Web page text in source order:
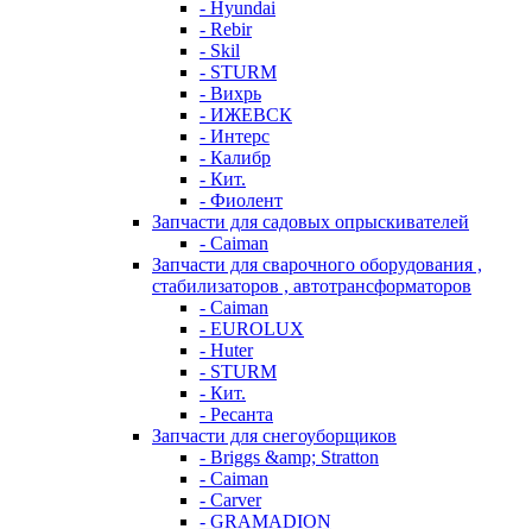
- Hyundai
- Rebir
- Skil
- STURM
- Вихрь
- ИЖЕВСК
- Интерс
- Калибр
- Кит.
- Фиолент
Запчасти для садовых опрыскивателей
- Caiman
Запчасти для сварочного оборудования ,
стабилизаторов , автотрансформаторов
- Caiman
- EUROLUX
- Huter
- STURM
- Кит.
- Ресанта
Запчасти для снегоуборщиков
- Briggs &amp; Stratton
- Caiman
- Carver
- GRAMADION